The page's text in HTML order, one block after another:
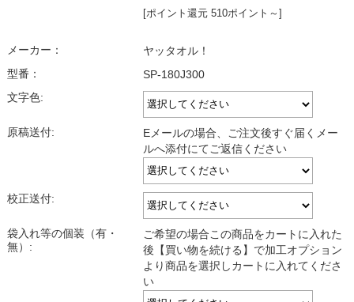
[ポイント還元 510ポイント～]
メーカー：
ヤッタオル！
型番：
SP-180J300
文字色:
原稿送付:
Eメールの場合、ご注文後すぐ届くメー
ルへ添付にてご返信ください
校正送付:
袋入れ等の個装（有・
無）:
ご希望の場合この商品をカートに入れた
後【買い物を続ける】で加工オプション
より商品を選択しカートに入れてくださ
い